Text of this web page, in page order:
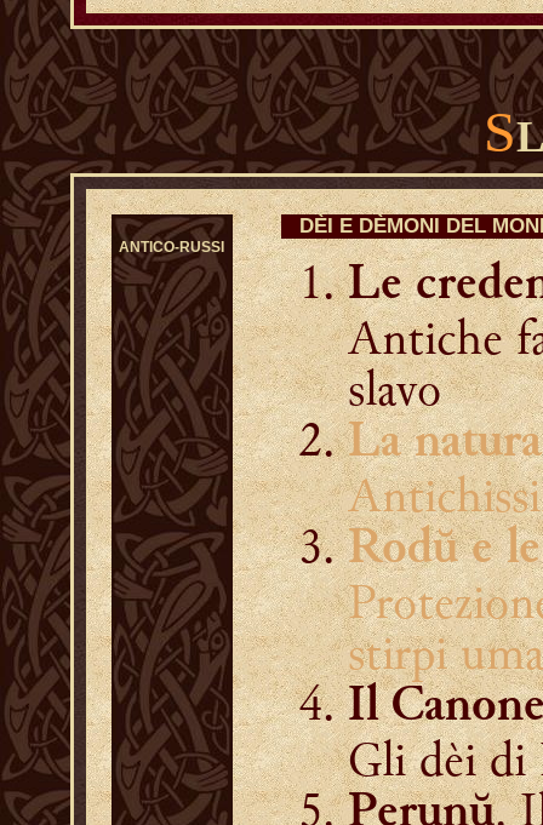
S
ANTICO-RUSSI
DÈI E DÈMONI DEL
Le
Antiche
slavo
La
Rodŭ e
stirpi
Il
Gli dèi di
Perunŭ.